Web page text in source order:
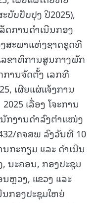
ບັບປັບປຸງ ປີ2025),
ດການດຳເນີນກອງ
ສະພາແຫ່ງຊາດຊຸດທີ
ລຂາທິການສູນກາງພັກ
ານຈັດຕັ້ງ ເລກທີ
ເຜີຍແຜ່ແຈ້ງການ
ເລື່ອງ ໂຈະການ
ກງານດຳລົງຕຳແໜ່ງ
ຄຈສພ ລົງວັນທີ 10
ກະກຽມ ແລະ ດຳເນີນ
ນະຄອນ, ກອງປະຊຸມ
ຫຼວງ, ແຂວງ ແລະ
ກອງປະຊຸມໃຫຍ່